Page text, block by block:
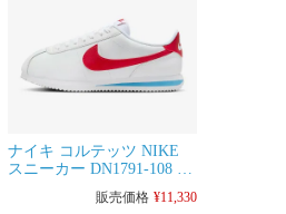
ナイキ コルテッツ NIKE
スニーカー DN1791-108 メ
販売価格 ¥11,330